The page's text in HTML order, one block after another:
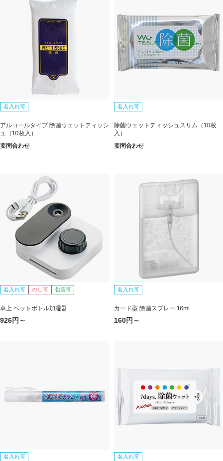
名入れ可
アルコールタイプ 除菌ウェットティッシ
ュ（10枚入）
要問合わせ
名入れ可
除菌ウェットティッシュスリム（10枚
入）
要問合わせ
名入れ可 のし可 包装可
卓上 ペットボトル加湿器
926円～
名入れ可
カード型 除菌スプレー 16ml
160円～
名入れ可 名入れ可